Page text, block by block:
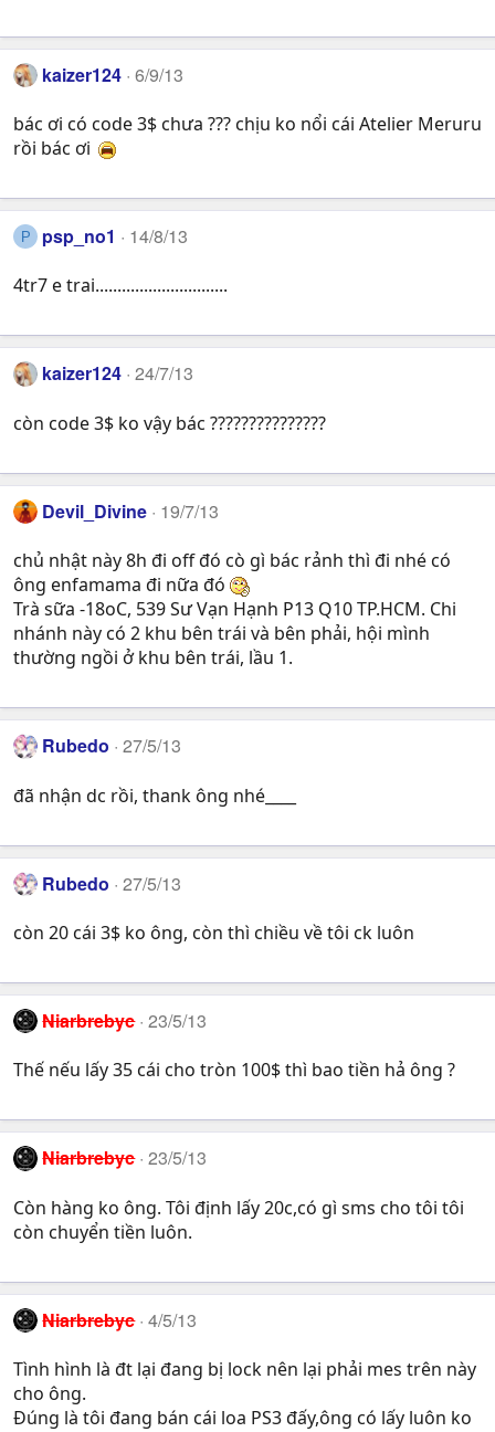
kaizer124 6/9/13
bác ơi có code 3$ chưa ??? chịu ko nổi cái Atelier Meruru
rồi bác ơi
P psp_no1 14/8/13
4tr7 e trai..............................
kaizer124 24/7/13
còn code 3$ ko vậy bác ???????????????
Devil_Divine 19/7/13
chủ nhật này 8h đi off đó cò gì bác rảnh thì đi nhé có
ông enfamama đi nữa đó
Trà sữa -18oC, 539 Sư Vạn Hạnh P13 Q10 TP.HCM. Chi
nhánh này có 2 khu bên trái và bên phải, hội mình
thường ngồi ở khu bên trái, lầu 1.
Rubedo 27/5/13
đã nhận dc rồi, thank ông nhé____
Rubedo 27/5/13
còn 20 cái 3$ ko ông, còn thì chiều về tôi ck luôn
Niarbrebyc 23/5/13
Thế nếu lấy 35 cái cho tròn 100$ thì bao tiền hả ông ?
Niarbrebyc 23/5/13
Còn hàng ko ông. Tôi định lấy 20c,có gì sms cho tôi tôi
còn chuyển tiền luôn.
Niarbrebyc 4/5/13
Tình hình là đt lại đang bị lock nên lại phải mes trên này
cho ông.
Đúng là tôi đang bán cái loa PS3 đấy,ông có lấy luôn ko